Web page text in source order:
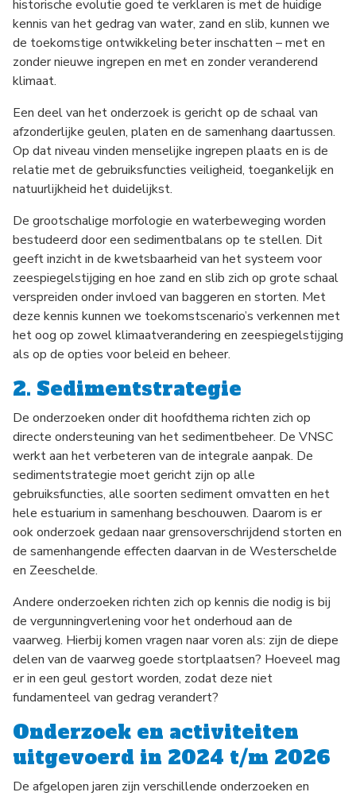
historische evolutie goed te verklaren is met de huidige
kennis van het gedrag van water, zand en slib, kunnen we
de toekomstige ontwikkeling beter inschatten – met en
zonder nieuwe ingrepen en met en zonder veranderend
klimaat.
Een deel van het onderzoek is gericht op de schaal van
afzonderlijke geulen, platen en de samenhang daartussen.
Op dat niveau vinden menselijke ingrepen plaats en is de
relatie met de gebruiksfuncties veiligheid, toegankelijk en
natuurlijkheid het duidelijkst.
De grootschalige morfologie en waterbeweging worden
bestudeerd door een sedimentbalans op te stellen. Dit
geeft inzicht in de kwetsbaarheid van het systeem voor
zeespiegelstijging en hoe zand en slib zich op grote schaal
verspreiden onder invloed van baggeren en storten. Met
deze kennis kunnen we toekomstscenario’s verkennen met
het oog op zowel klimaatverandering en zeespiegelstijging
als op de opties voor beleid en beheer.
2. Sedimentstrategie
De onderzoeken onder dit hoofdthema richten zich op
directe ondersteuning van het sedimentbeheer. De VNSC
werkt aan het verbeteren van de integrale aanpak. De
sedimentstrategie moet gericht zijn op alle
gebruiksfuncties, alle soorten sediment omvatten en het
hele estuarium in samenhang beschouwen. Daarom is er
ook onderzoek gedaan naar grensoverschrijdend storten en
de samenhangende effecten daarvan in de Westerschelde
en Zeeschelde.
Andere onderzoeken richten zich op kennis die nodig is bij
de vergunningverlening voor het onderhoud aan de
vaarweg. Hierbij komen vragen naar voren als: zijn de diepe
delen van de vaarweg goede stortplaatsen? Hoeveel mag
er in een geul gestort worden, zodat deze niet
fundamenteel van gedrag verandert?
Onderzoek en activiteiten
uitgevoerd in 2024 t/m 2026
De afgelopen jaren zijn verschillende onderzoeken en